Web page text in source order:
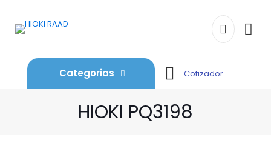
Categorias Cotizador
HIOKI PQ3198